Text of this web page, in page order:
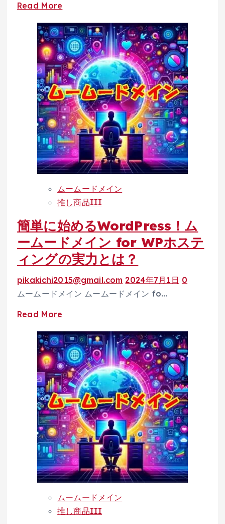
簡
単
復
活
手
続
き
Read More
about
ム
ー
ム
ー
ド
メ
イ
ン
で
複
ア
カ
ウ
ン
ト
を
活
用
ド
メ
イ
ン
管
理
を
も
っ
と
ス
マ
ー
ト
に！
ムームードメイン
推し商品III
簡単に始めるWordPress！ム
ームードメイン for WPホステ
ィングの実力とは？
pikakichi2015@gmail.com 2024年7月1日 0
ムームードメイン ムームードメイン fo…
Read More
about
簡
単
に
始
め
る
WordPress！
ム
ー
ム
ド
メ
ムームードメイン
推し商品III